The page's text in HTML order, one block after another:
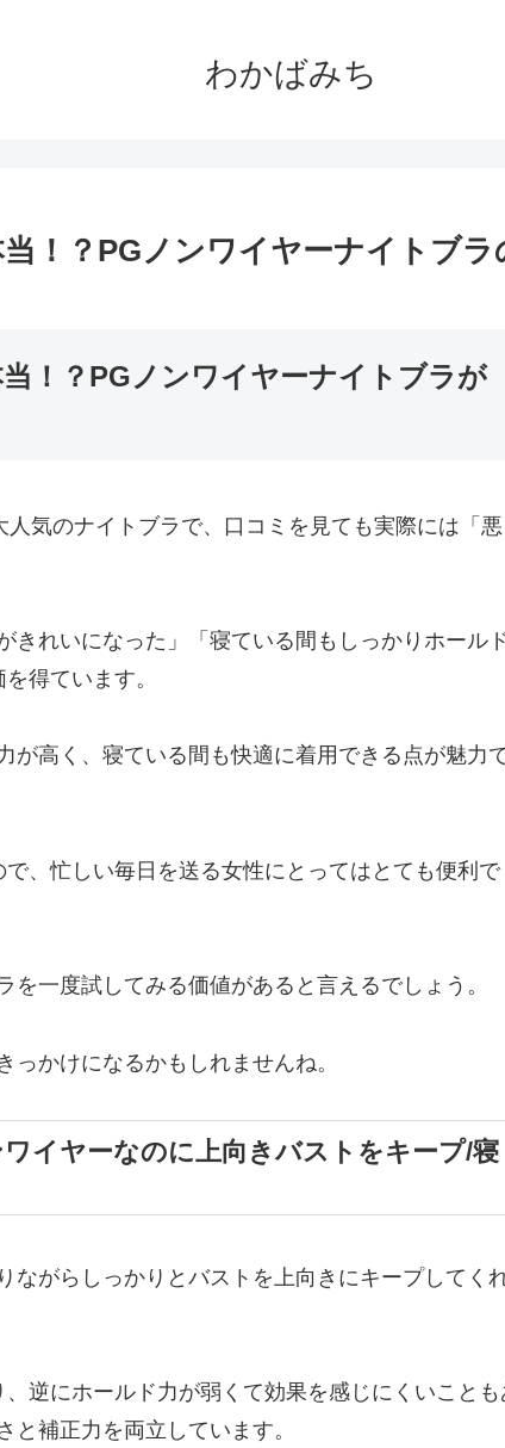
わかばみち
！？PGノンワイヤーナイトブラ
！？PGノンワイヤーナイトブラが
気のナイトブラで、口コミを見ても実際には「悪
きれいになった」「寝ている間もしっかりホール
得ています。
が高く、寝ている間も快適に着用できる点が魅力
、忙しい毎日を送る女性にとってはとても便利で
一度試してみる価値があると言えるでしょう。
かけになるかもしれませんね。
イヤーなのに上向きバストをキープ/寝
ながらしっかりとバストを上向きにキープしてく
逆にホールド力が弱くて効果を感じにくいことも
と補正力を両立しています。